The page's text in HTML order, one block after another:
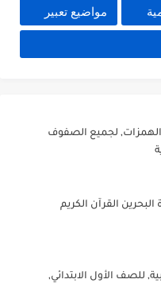
مواضيع تعبير
لجميع الصفوف
البحرين القرآن الكريم
للصف الأول الابتدائي,